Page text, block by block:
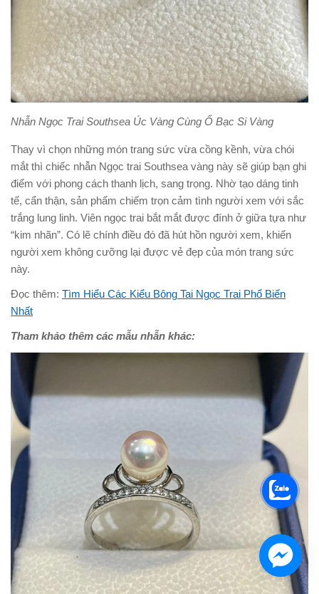
Nhẫn Ngọc Trai Southsea Úc Vàng Cùng Ổ Bạc Si Vàng
Thay vì chọn những món trang sức vừa cồng kềnh, vừa chói
mắt thì chiếc nhẫn Ngọc trai Southsea vàng này sẽ giúp bạn ghi
điểm với phong cách thanh lịch, sang trọng. Nhờ tạo dáng tinh
tế, cẩn thận, sản phẩm chiếm trọn cảm tình người xem với sắc
trắng lung linh. Viên ngọc trai bắt mắt được đính ở giữa tựa như
“kim nhãn”. Có lẽ chính điều đó đã hút hồn người xem, khiến
người xem không cưỡng lại được vẻ đẹp của món trang sức
này.
Đọc thêm: Tìm Hiểu Các Kiểu Bông Tai Ngọc Trai Phổ Biến
Nhất
Tham khảo thêm các mẫu nhẫn khác: